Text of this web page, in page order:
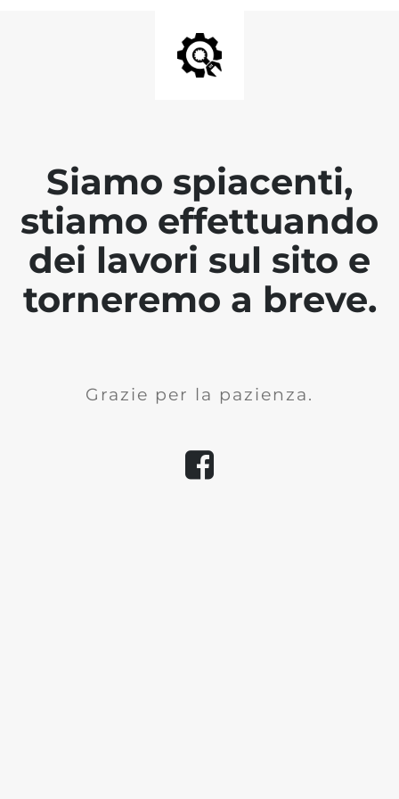
Siamo spiacenti,
stiamo effettuando
dei lavori sul sito e
torneremo a breve.
Grazie per la pazienza.